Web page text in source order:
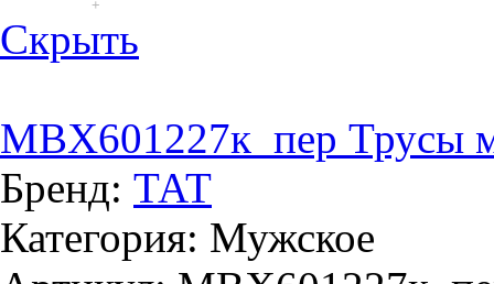
+
Скрыть
MBX601227к_пер Трусы
Бренд: ТАТ
Категория: Мужское